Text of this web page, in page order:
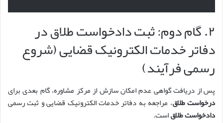
۲. گام دوم: ثبت دادخواست طلاق در
دفاتر خدمات الکترونیک قضایی (شروع
رسمی فرآیند)
پس از دریافت گواهی عدم امکان سازش از مرکز مشاوره، گام بعدی برای
درخواست طلاق، مراجعه به دفاتر خدمات الکترونیک قضایی و ثبت رسمی
دادخواست طلاقاست.